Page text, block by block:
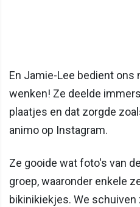
En Jamie-Lee bedient ons
wenken! Ze deelde
plaatjes en dat zorgde
animo op Instagram.
Ze gooide wat foto's van
groep, waaronder enkele
bikinikiekjes. We schuiven